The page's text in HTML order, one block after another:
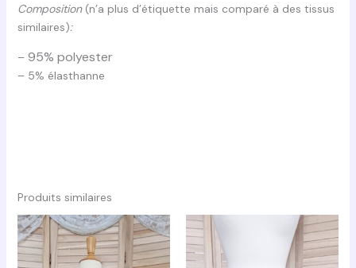
Composition (n’a plus d’étiquette mais comparé à des tissus
similaires):
– 95% polyester
– 5% élasthanne
Produits similaires